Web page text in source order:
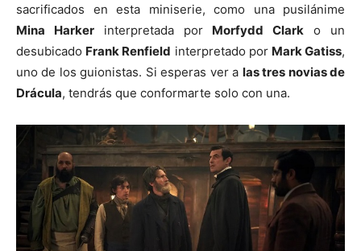
sacrificados en esta miniserie, como una pusilánime
Mina Harkerinterpretada por Morfydd Clark o un
desubicado Frank Renfield interpretado por Mark Gatiss,
uno de los guionistas. Si esperas ver a las tres novias de
Drácula, tendrás que conformarte solo con una.